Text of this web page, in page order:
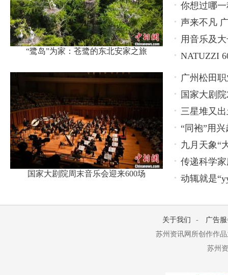
“鹭岛”为家：苍鹭的东北安家之旅
你想过哪
声来不凡
用音乐及
NATUZZI
国家大剧院周末音乐会迎来600场
广州松田
养新模式
国家大剧
三星堆又
“同袍”用
九月天象“
传递科学
动辄就是
关于我们 -
广告
苏州资讯网所创作作
苏州